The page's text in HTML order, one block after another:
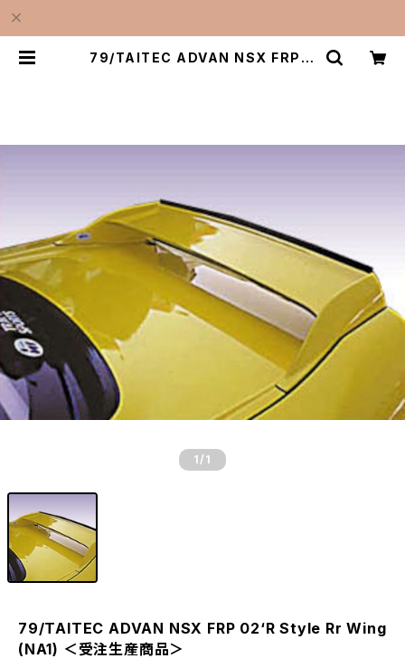
79/TAITEC ADVAN NSX FRP 0
1 /1
79/TAITEC ADVAN NSX FRP 02‘R Style Rr Wing
(NA1) ＜受注生産商品＞